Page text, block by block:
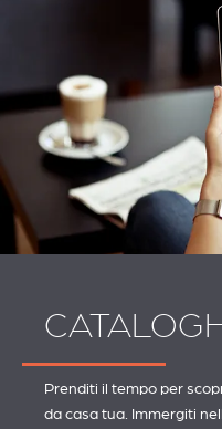
Prenditi il ​​tempo per
da casa tua. Immergiti